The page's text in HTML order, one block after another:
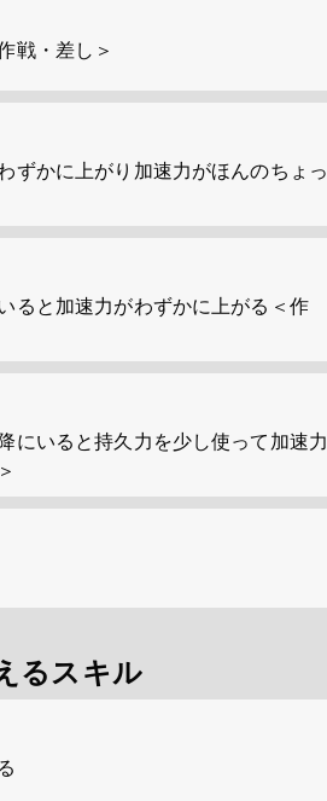
戦・差し＞
ずかに上がり加速力がほんのちょっ
ると加速力がわずかに上がる＜作
にいると持久力を少し使って加速力
るスキル